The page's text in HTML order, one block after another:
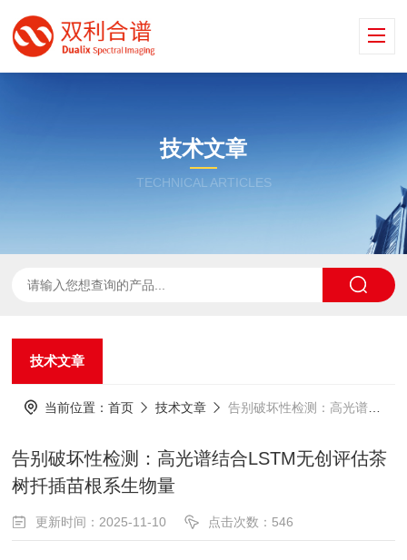
技术文章
TECHNICAL ARTICLES
技术文章
当前位置：首页 技术文章 告别破坏性检测：高光谱结合LSTM无创评估茶树扦插苗根系生物量
告别破坏性检测：高光谱结合LSTM无创评估茶
树扦插苗根系生物量
更新时间：2025-11-10 点击次数：546